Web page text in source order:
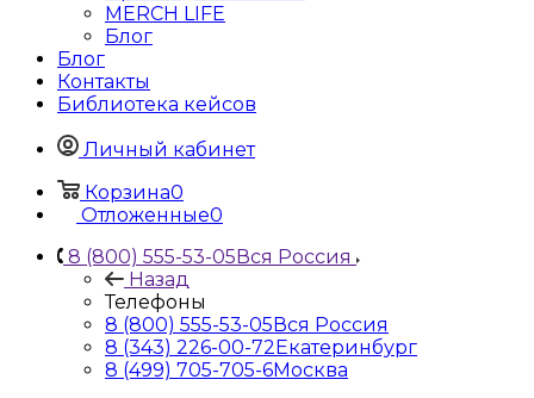
MERCH LIFE
Блог
Блог
Контакты
Библиотека кейсов
Личный кабинет
Корзина0
Отложенные0
8 (800) 555-53-05Вся Россия
Назад
Телефоны
8 (800) 555-53-05Вся Россия
8 (343) 226-00-72Екатеринбург
8 (499) 705-705-6Москва